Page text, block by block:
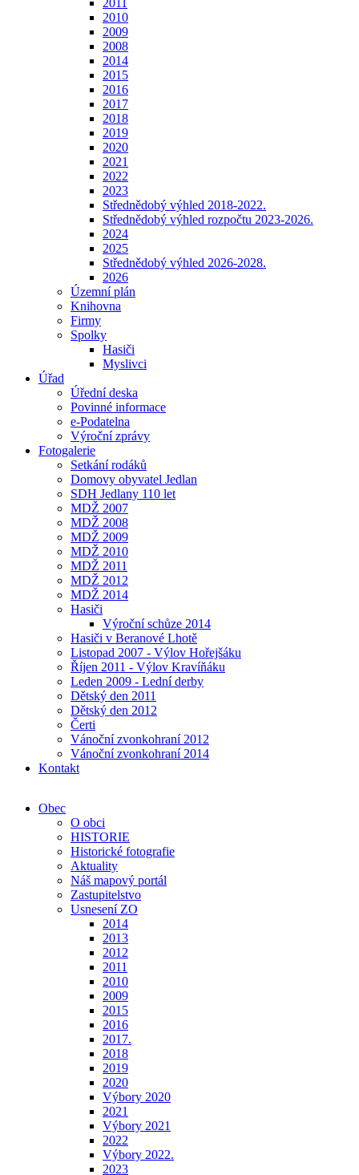
2011
2010
2009
2008
2014
2015
2016
2017
2018
2019
2020
2021
2022
2023
Střednědobý výhled 2018-2022.
Střednědobý výhled rozpočtu 2023-2026.
2024
2025
Střednědobý výhled 2026-2028.
2026
Územní plán
Knihovna
Firmy
Spolky
Hasiči
Myslivci
Úřad
Úřední deska
Povinné informace
e-Podatelna
Výroční zprávy
Fotogalerie
Setkání rodáků
Domovy obyvatel Jedlan
SDH Jedlany 110 let
MDŽ 2007
MDŽ 2008
MDŽ 2009
MDŽ 2010
MDŽ 2011
MDŽ 2012
MDŽ 2014
Hasiči
Výroční schůze 2014
Hasiči v Beranové Lhotě
Listopad 2007 - Výlov Hořejšáku
Říjen 2011 - Výlov Kravíňáku
Leden 2009 - Lední derby
Dětský den 2011
Dětský den 2012
Čerti
Vánoční zvonkohraní 2012
Vánoční zvonkohraní 2014
Kontakt
Obec
O obci
HISTORIE
Historické fotografie
Aktuality
Náš mapový portál
Zastupitelstvo
Usnesení ZO
2014
2013
2012
2011
2010
2009
2015
2016
2017.
2018
2019
2020
Výbory 2020
2021
Výbory 2021
2022
Výbory 2022.
2023